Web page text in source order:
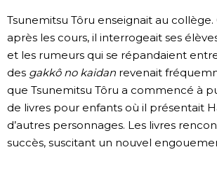
Tsunemitsu Tôru enseignait au collège.
après les cours, il interrogeait ses
et les rumeurs qui se répandaient
des gakkô no kaidanrevenait
que Tsunemitsu Tôru a commencé à
de livres pour enfants où il présentait
d’autres personnages. Les livres
succès, suscitant un nouvel